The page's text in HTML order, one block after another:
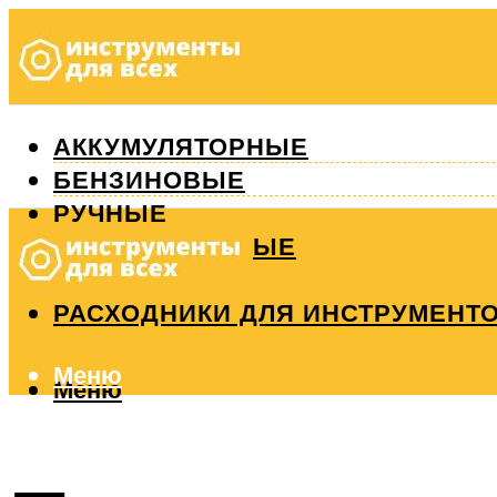
АККУМУЛЯТОРНЫЕ
БЕНЗИНОВЫЕ
РУЧНЫЕ
ИЗМЕРИТЕЛЬНЫЕ
РЕМОНТ
РАСХОДНИКИ ДЛЯ
Меню
Меню